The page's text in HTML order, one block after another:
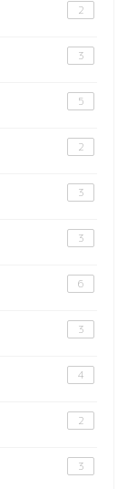
2
3
5
2
3
3
6
3
4
2
3